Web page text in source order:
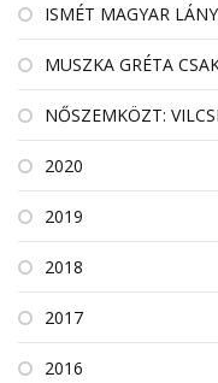
ISMÉT MAGYAR
MUSZKA GRÉTA
NŐSZEMKÖZT:
2020
2019
2018
2017
2016